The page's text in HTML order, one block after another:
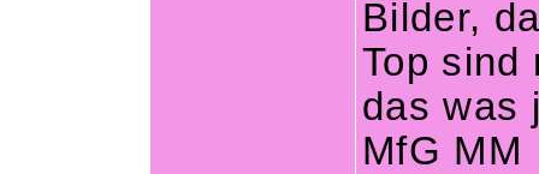
Bilder,
Top sind
das was
MfG MM